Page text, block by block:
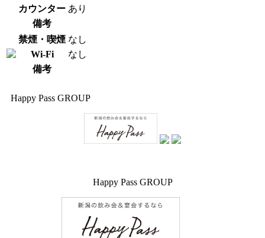
カウンター あり
備考
禁煙・喫煙 なし
Wi-Fi
なし
備考
Happy Pass GROUP
Happy Pass GROUP